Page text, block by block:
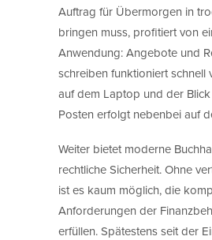
Auftrag für Übermorgen in
bringen muss, profitiert von
Anwendung: Angebote und
schreiben funktioniert schnell
auf dem Laptop und der
Posten erfolgt nebenbei auf
Weiter bietet moderne
rechtliche Sicherheit. Ohne
ist es kaum möglich, die
Anforderungen der
erfüllen. Spätestens seit der